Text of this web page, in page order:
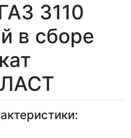
3110
в сборе